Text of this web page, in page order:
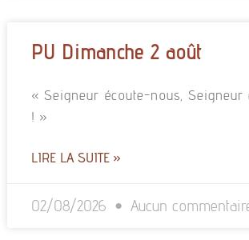
PU Dimanche 2 août
« Seigneur écoute-nous, Seigneur
! »
LIRE LA SUITE »
02/08/2026 Aucun